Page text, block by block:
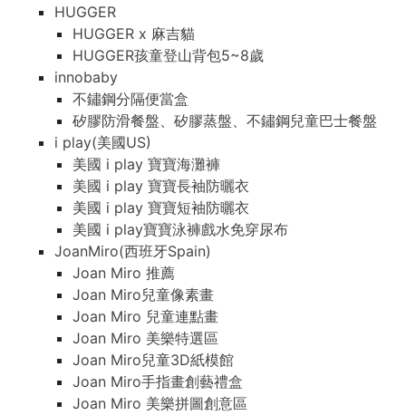
HUGGER
HUGGER x 麻吉貓
HUGGER孩童登山背包5~8歲
innobaby
不鏽鋼分隔便當盒
矽膠防滑餐盤、矽膠蒸盤、不鏽鋼兒童巴士餐盤
i play(美國US)
美國 i play 寶寶海灘褲
美國 i play 寶寶長袖防曬衣
美國 i play 寶寶短袖防曬衣
美國 i play寶寶泳褲戲水免穿尿布
JoanMiro(西班牙Spain)
Joan Miro 推薦
Joan Miro兒童像素畫
Joan Miro 兒童連點畫
Joan Miro 美樂特選區
Joan Miro兒童3D紙模館
Joan Miro手指畫創藝禮盒
Joan Miro 美樂拼圖創意區